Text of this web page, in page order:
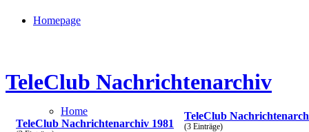
Homepage
Home
TeleClub Nachrichtenarchiv
TeleClub Nachrichtenarchiv 1981
TeleClub
(3 Einträge)